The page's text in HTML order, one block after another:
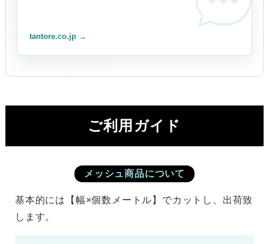
tantore.co.jp →
ご利用ガイド
メッシュ商品について
基本的には【幅×個数メートル】でカットし、出荷致
します。